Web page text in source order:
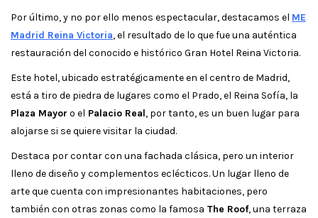
Por último, y no por ello menos espectacular, destacamos el ME
Madrid Reina Victoria, el resultado de lo que fue una auténtica
restauración del conocido e histórico Gran Hotel Reina Victoria.
Este hotel, ubicado estratégicamente en el centro de Madrid,
está a tiro de piedra de lugares como el Prado, el Reina Sofía, la
Plaza Mayor o el Palacio Real, por tanto, es un buen lugar para
alojarse si se quiere visitar la ciudad.
Destaca por contar con una fachada clásica, pero un interior
lleno de diseño y complementos eclécticos. Un lugar lleno de
arte que cuenta con impresionantes habitaciones, pero
también con otras zonas como la famosa The Roof, una terraza